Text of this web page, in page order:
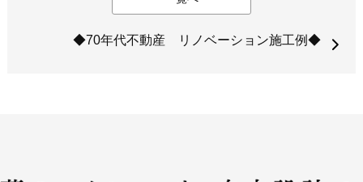
◆70年代不動産 リノベーション施工例◆